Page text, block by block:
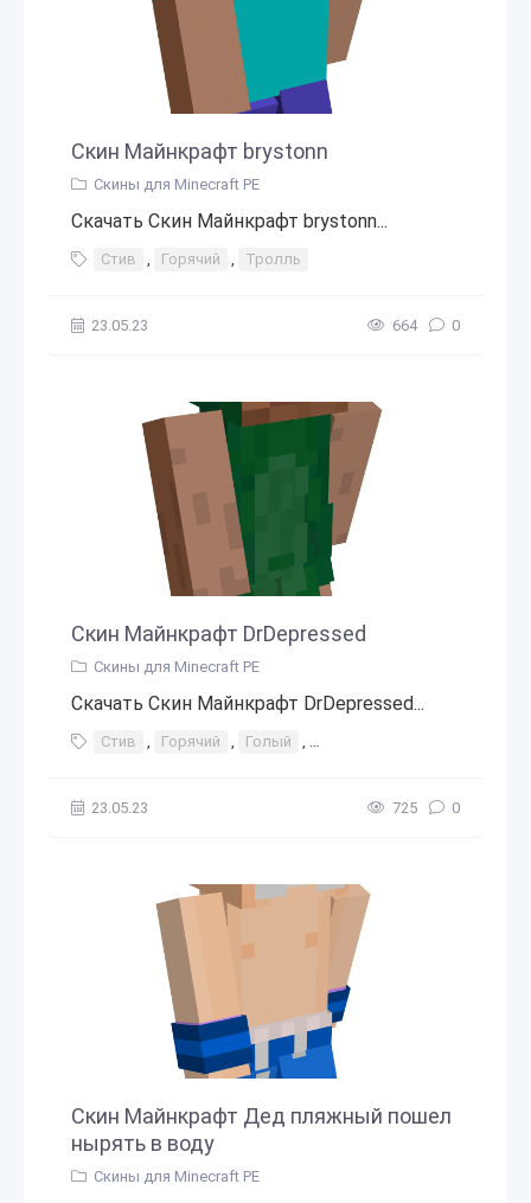
Скин Майнкрафт brystonn
Скины для Minecraft PE
Скачать Скин Майнкрафт brystonn...
Стив , Горячий , Тролль
23.05.23 664 0
Скин Майнкрафт DrDepressed
Скины для Minecraft PE
Скачать Скин Майнкрафт DrDepressed...
Стив , Горячий , Голый , голая (сексуальный)
23.05.23 725 0
Скин Майнкрафт Дед пляжный пошел
нырять в воду
Скины для Minecraft PE